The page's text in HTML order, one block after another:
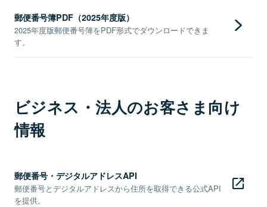
郵便番号簿PDF（2025年度版）
2025年度版郵便番号簿をPDF形式でダウンロードできま
す。
ビジネス・法人のお客さま向け
情報
郵便番号・デジタルアドレスAPI
郵便番号とデジタルアドレスから住所を取得できる公式API
を提供。